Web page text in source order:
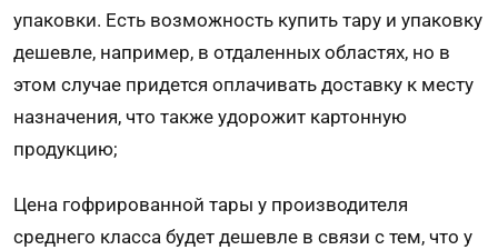
упаковки. Есть возможность купить тару и упаковку
дешевле, например, в отдаленных областях, но в
этом случае придется оплачивать доставку к месту
назначения, что также удорожит картонную
продукцию;
Цена гофрированной тары у производителя
среднего класса будет дешевле в связи с тем, что у